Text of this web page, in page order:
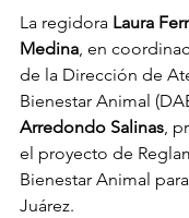
La regidora Laura
Medina, en
de la Dirección de
Bienestar Animal
Arredondo Salinas,
el proyecto de
Bienestar Animal
Juárez.